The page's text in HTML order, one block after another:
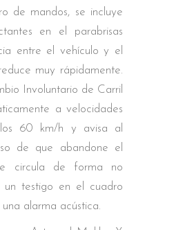
de mandos, se incluye
en el parabrisas
entre el vehículo y el
muy rápidamente.
Involuntario de Carril
a velocidades
60 km/h y avisa al
de que abandone el
circula de forma no
un testigo en el cuadro
alarma acústica.